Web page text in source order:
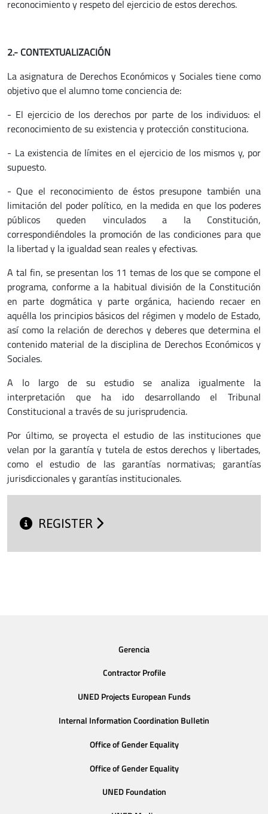
reconocimiento y respeto del ejercicio de estos derechos.
2.- CONTEXTUALIZACIÓN
La asignatura de Derechos Económicos y Sociales tiene como
objetivo que el alumno tome conciencia de:
- El ejercicio de los derechos por parte de los individuos: el
reconocimiento de su existencia y protección constituciona.
- La existencia de límites en el ejercicio de los mismos y, por
supuesto.
- Que el reconocimiento de éstos presupone también una
limitación del poder político, en la medida en que los poderes
públicos queden vinculados a la Constitución,
correspondiéndoles la promoción de las condiciones para que
la libertad y la igualdad sean reales y efectivas.
A tal fin, se presentan los 11 temas de los que se compone el
programa, conforme a la habitual división de la Constitución
en parte dogmática y parte orgánica, haciendo recaer en
aquélla los principios básicos del régimen y modelo de Estado,
así como la relación de derechos y deberes que determina el
contenido material de la disciplina de Derechos Económicos y
Sociales.
A lo largo de su estudio se analiza igualmente la
interpretación que ha ido desarrollando el Tribunal
Constitucional a través de su jurisprudencia.
Por último, se proyecta el estudio de las instituciones que
velan por la garantía y tutela de estos derechos y libertades,
como el estudio de las garantías normativas; garantías
jurisdiccionales y garantías institucionales.
REGISTER
Gerencia
Contractor Profile
UNED Projects European Funds
Internal Information Coordination Bulletin
Office of Gender Equality
Office of Gender Equality
UNED Foundation